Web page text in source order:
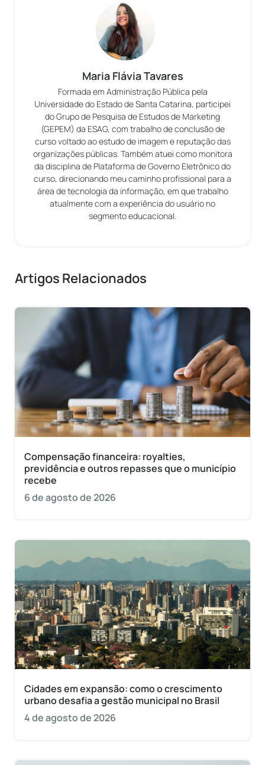
Maria Flávia Tavares
Formada em Administração Pública pela
Universidade do Estado de Santa Catarina, participei
do Grupo de Pesquisa de Estudos de Marketing
(GEPEM) da ESAG, com trabalho de conclusão de
curso voltado ao estudo de imagem e reputação das
organizações públicas. Também atuei como monitora
da disciplina de Plataforma de Governo Eletrônico do
curso, direcionando meu caminho profissional para a
área de tecnologia da informação, em que trabalho
atualmente com a experiência do usuário no
segmento educacional.
Artigos Relacionados
Compensação financeira: royalties,
previdência e outros repasses que o município
recebe
6 de agosto de 2026
Cidades em expansão: como o crescimento
urbano desafia a gestão municipal no Brasil
4 de agosto de 2026